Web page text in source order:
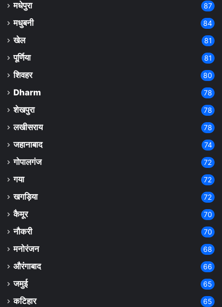
मधेपुरा 87
मधुबनी 84
खेल 81
पूर्णिया 81
शिवहर 80
Dharm 78
शेखपुरा 78
लखीसराय 78
जहानाबाद 74
गोपालगंज 72
गया 72
खगड़िया 72
कैमूर 70
नौकरी 70
मनोरंजन 68
औरंगाबाद 66
जमुई 65
कटिहार 65